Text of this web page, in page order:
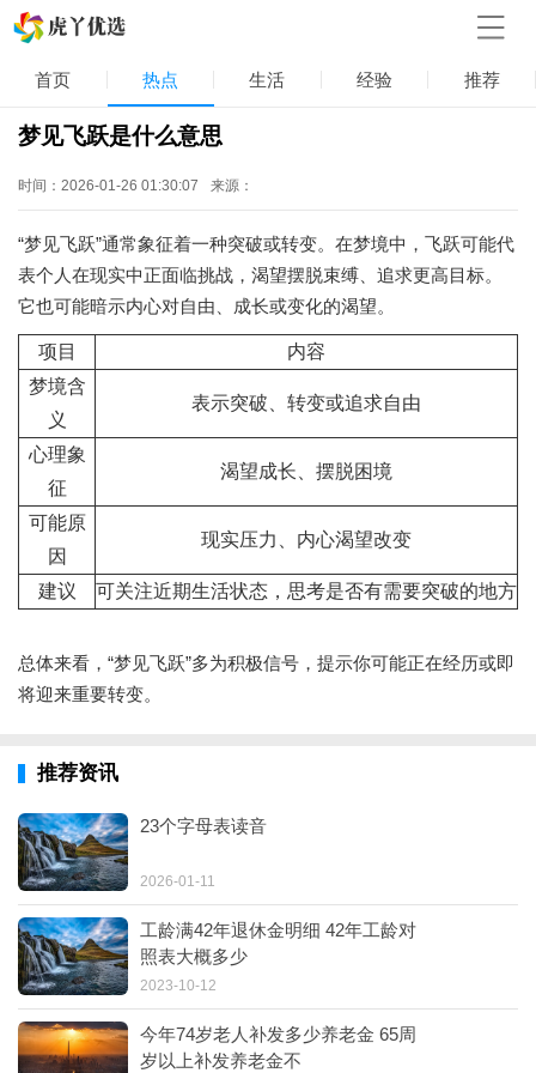
首页 热点 生活 经验 推荐
梦见飞跃是什么意思
时间：2026-01-26 01:30:07 来源：
“梦见飞跃”通常象征着一种突破或转变。在梦境中，飞跃可能代
表个人在现实中正面临挑战，渴望摆脱束缚、追求更高目标。
它也可能暗示内心对自由、成长或变化的渴望。
项目
内容
梦境含
义
表示突破、转变或追求自由
心理象
征
渴望成长、摆脱困境
可能原
因
现实压力、内心渴望改变
建议 可关注近期生活状态，思考是否有需要突破的地方
总体来看，“梦见飞跃”多为积极信号，提示你可能正在经历或即
将迎来重要转变。
推荐资讯
23个字母表读音
2026-01-11
工龄满42年退休金明细 42年工龄对
照表大概多少
2023-10-12
今年74岁老人补发多少养老金 65周
岁以上补发养老金不